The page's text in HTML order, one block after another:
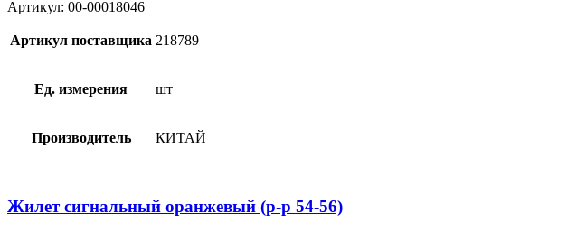
Дождевик
липучках
48-
Артикул: 00-00018046
Артикул поставщика 218789
Ед. измерения шт
Производитель КИТАЙ
Жилет сигнальный оранжевый (р-р 54-56)